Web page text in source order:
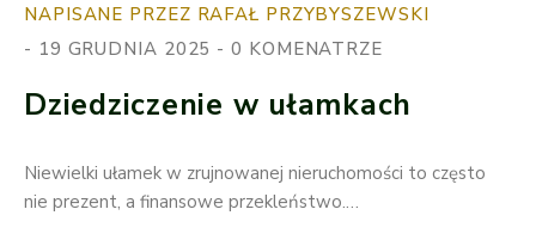
NAPISANE PRZEZ RAFAŁ PRZYBYSZEWSKI
19 GRUDNIA 2025
0 KOMENATRZE
Dziedziczenie w ułamkach
Niewielki ułamek w zrujnowanej nieruchomości to często
nie prezent, a finansowe przekleństwo.…